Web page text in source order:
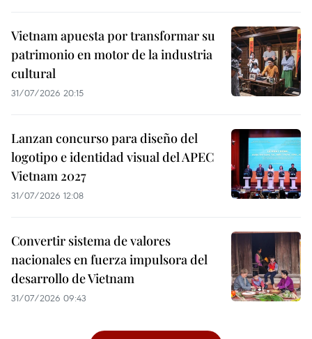
Vietnam apuesta por transformar su
patrimonio en motor de la industria
cultural
31/07/2026 20:15
Lanzan concurso para diseño del
logotipo e identidad visual del APEC
Vietnam 2027
31/07/2026 12:08
Convertir sistema de valores
nacionales en fuerza impulsora del
desarrollo de Vietnam
31/07/2026 09:43